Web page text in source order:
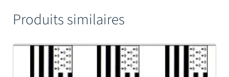
Produits similaires